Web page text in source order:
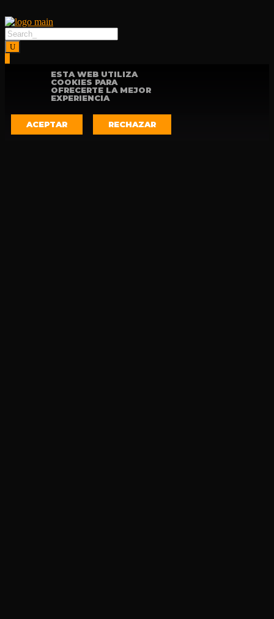
ESTA WEB UTILIZA
COOKIES PARA
OFRECERTE LA MEJOR
EXPERIENCIA
ACEPTAR RECHAZAR